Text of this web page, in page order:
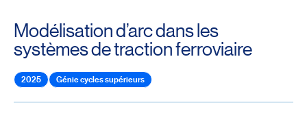
Modélisation d’arc dans les
systèmes de traction ferroviaire
2025 Génie cycles supérieurs